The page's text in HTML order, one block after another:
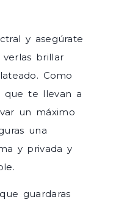
y asegúrate
brillar
Como
que te llevan a
un máximo
una
y privada y
guardaras